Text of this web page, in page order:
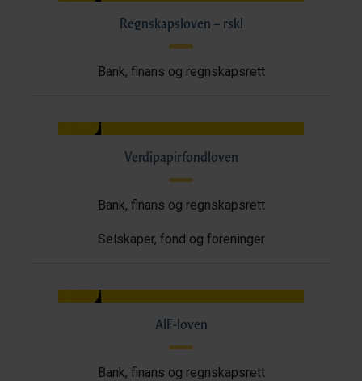
Regnskapsloven – rskl
Bank, finans og regnskapsrett
Verdipapirfondloven
Bank, finans og regnskapsrett
Selskaper, fond og foreninger
AIF-loven
Bank, finans og regnskapsrett